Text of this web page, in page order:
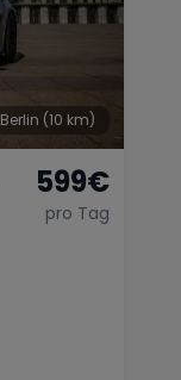
Berlin (10 km)
599€
pro Tag